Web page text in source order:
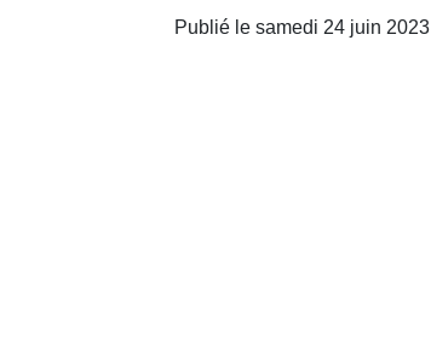
Publié le samedi 24 juin 2023